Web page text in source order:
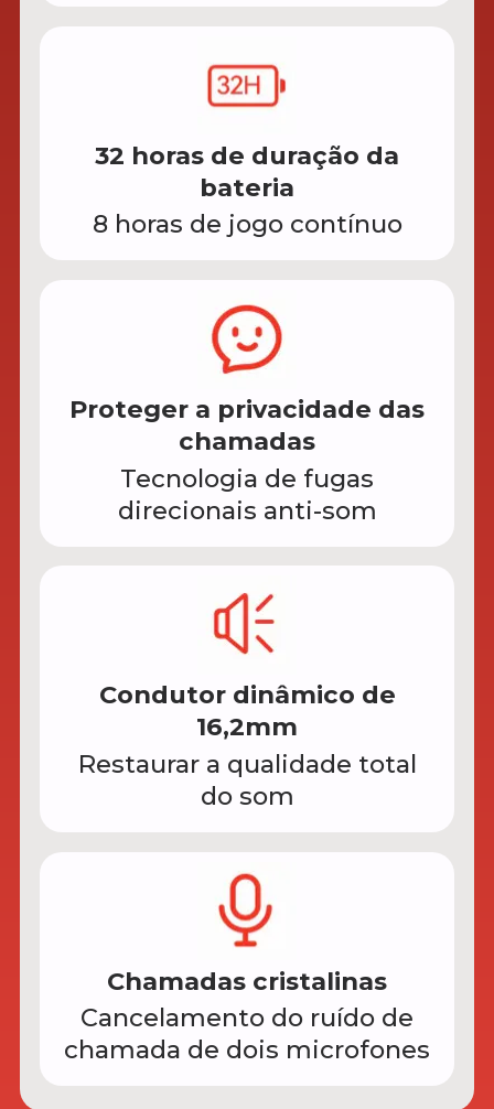
32 horas de duração da
bateria
8 horas de jogo contínuo
Proteger a privacidade das
chamadas
Tecnologia de fugas
direcionais anti-som
Condutor dinâmico de
16,2mm
Restaurar a qualidade total
do som
Chamadas cristalinas
Cancelamento do ruído de
chamada de dois microfones